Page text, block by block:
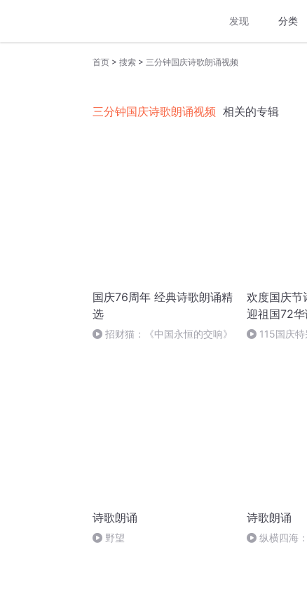
发现 分类
首页 > 搜索 > 三分钟国庆诗歌朗诵视频
三分钟国庆诗歌朗诵视频 相关的专辑
国庆76周年 经典诗歌朗诵精
选
招财猫：《中国永恒的交响》
欢度国庆
迎祖国72
115国庆
诗歌朗诵
野望
诗歌朗诵
纵横四海